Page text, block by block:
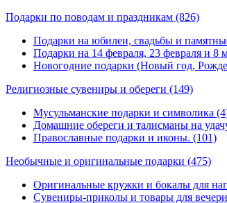
Подарки по поводам и праздникам (826)
Подарки на юбилеи, свадьбы и
Подарки на 14 февраля, 23 февраля и 8
Новогодние подарки (Новый год,
Религиозные сувениры и обереги (149)
Мусульманские подарки и символика
Домашние обереги и талисманы на
Православные подарки и иконы. (101)
Необычные и оригинальные подарки (475)
Оригинальные кружки и бокалы для
Сувениры-приколы и товары для